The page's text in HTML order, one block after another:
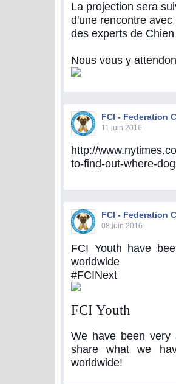
La projection sera
d'une rencontre
des experts de
Nous vous y
FCI - Federation
11 juin 2016
http://
to-find-out-where-
FCI - Federation
08 juin 2016
FCI Youth have
worldwide
#FCINext
FCI Youth
We have been
share what we
worldwide!